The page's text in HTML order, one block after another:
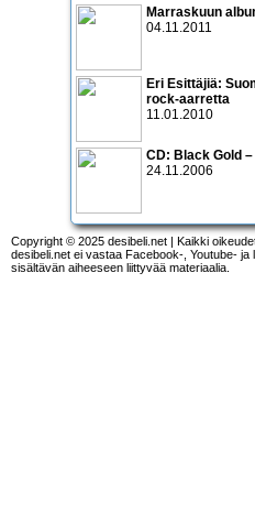
Marraskuun
04.11.2011
Eri Esittäjiä:
rock-aarretta
11.01.2010
CD: Black Gold
24.11.2006
Copyright © 2025 desibeli.net | Kaikki
desibeli.net ei vastaa Facebook-, Youtube-
sisältävän aiheeseen liittyvää materiaalia.